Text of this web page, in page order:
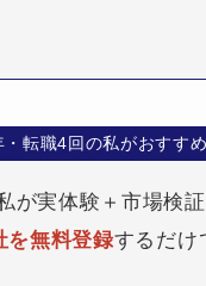
転職4回の私がおすす
が実体験＋市場検
を無料登録するだけ